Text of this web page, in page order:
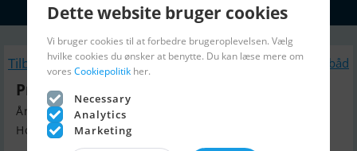
Tilbage Lignende Motorbåd
Prestige 520
Årgang 2023, Motorbåd til salg
Holland
Dette website bruger cookies
Vi bruger cookies til at forbedre brugeroplevelsen. Vælg
hvilke cookies du ønsker at benytte. Du kan læse mere om
vores Cookiepolitik her.
Necessary
Analytics
Marketing